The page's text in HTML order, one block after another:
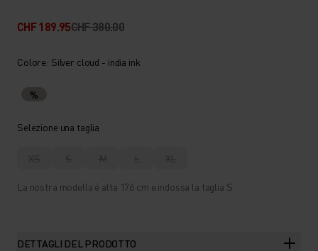
CHF 189.95CHF 380.00
Colore: Silver cloud - india ink
%
Selezione una taglia
XS S M L XL
La nostra modella è alta 176 cm e indossa la taglia S.
DETTAGLI DEL PRODOTTO